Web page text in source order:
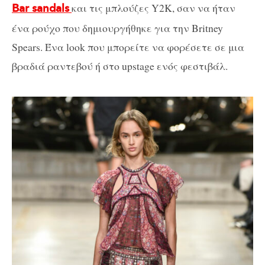
Bar sandalsκαι τις μπλούζες Y2K, σαν να ήταν
ένα ρούχο που δημιουργήθηκε για την Britney
Spears. Ένα look που μπορείτε να φορέσετε σε μια
βραδιά ραντεβού ή στο upstage ενός φεστιβάλ.